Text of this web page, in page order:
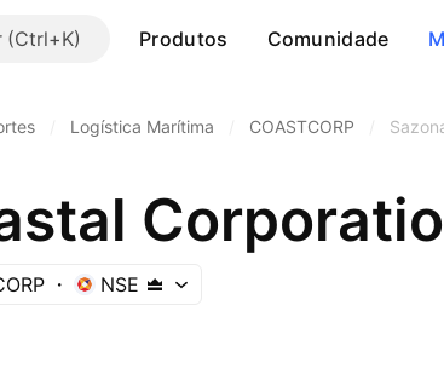
Produtos Comunidade
Logística Marítima COASTCORP
NSE